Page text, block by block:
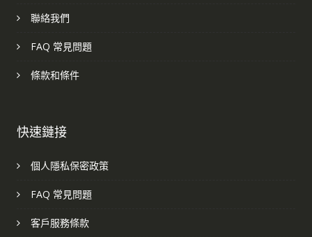
聯絡我們
FAQ 常見問題
條款和條件
快速鏈接
個人隱私保密政策
FAQ 常見問題
客戶服務條款